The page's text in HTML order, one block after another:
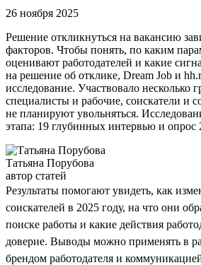
26 ноября 2025
Решение откликнуться на вакансию
факторов. Чтобы понять, по каким
оценивают работодателей и какие
на решение об отклике, Dream Job и
исследование. Участвовало несколько
специалисты и рабочие, соискатели и
не планируют увольняться.
этапа: 19 глубинных интервью и опрос
Татьяна Порубова
автор статей
Результаты помогают увидеть, как
соискателей в 2025 году, на что они
поиске работы и какие действия
доверие. Выводы можно применять в
брендом работодателя и